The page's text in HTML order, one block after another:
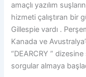
amaçlı yazılım
hizmeti çalıştıran bir
Gillespie vardı .
Kanada ve
“DEARCRY ”
sorgular almaya